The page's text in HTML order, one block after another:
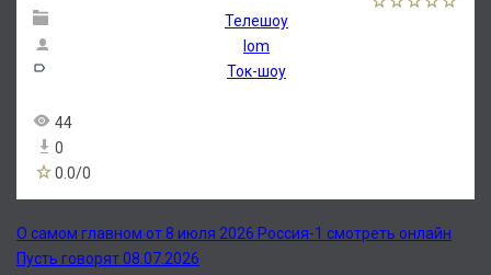
Телешоу
lom
Ток-шоу
44
0
0.0/0
О самом главном от 8 июля 2026 Россия-1 смотреть онлайн
Пусть говорят 08.07.2026